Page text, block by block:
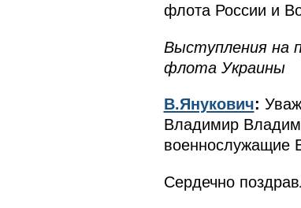
флота России и
Выступления на
флота Украины
В.Янукович:
Владимир
военнослужащие
Сердечно